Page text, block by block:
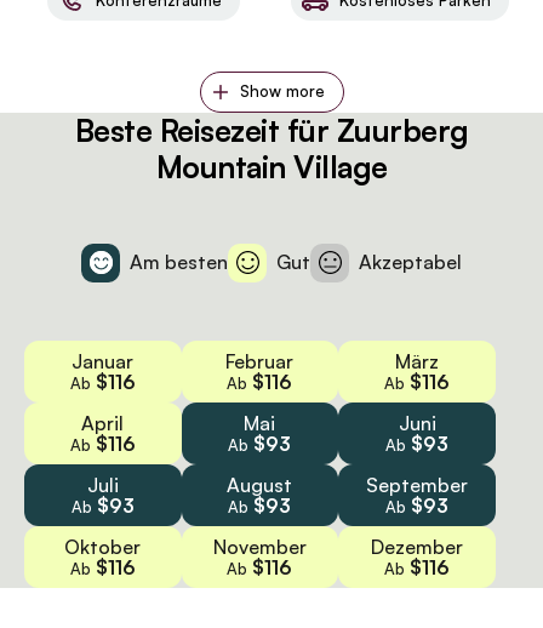
Show more
Beste Reisezeit für Zuurberg
Mountain Village
Am besten Gut Akzeptabel
Januar
Ab $116
Februar
Ab $116
März
Ab $116
April
Ab $116
Mai
Ab $93
Juni
Ab $93
Juli
Ab $93
August
Ab $93
September
Ab $93
Oktober
Ab $116
November
Ab $116
Dezember
Ab $116